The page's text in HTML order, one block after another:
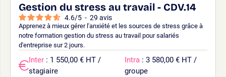
Gestion du stress au travail - CDV.14
4.6/5 - 29 avis
Apprenez à mieux gérer l'anxiété et les sources de stress grâce à
notre formation gestion du stress au travail pour salariés
d'entreprise sur 2 jours.
Inter : 1 550,00 € HT /
stagiaire
Intra : 3 580,00 € HT /
groupe